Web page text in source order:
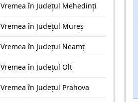
Vremea în Județul Mehedinţi
Vremea în Județul Mureş
Vremea în Județul Neamţ
Vremea în Județul Olt
Vremea în Județul Prahova